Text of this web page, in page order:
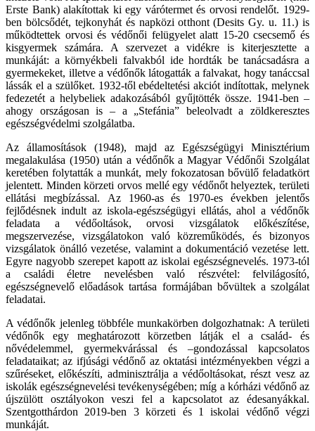
Erste Bank) alakítottak ki egy várótermet és orvosi rendelőt. 1929-
ben bölcsődét, tejkonyhát és napközi otthont (Desits Gy. u. 11.) is
működtettek orvosi és védőnői felügyelet alatt 15-20 csecsemő és
kisgyermek számára. A szervezet a vidékre is kiterjesztette a
munkáját: a környékbeli falvakból ide hordták be tanácsadásra a
gyermekeket, illetve a védőnők látogatták a falvakat, hogy tanáccsal
lássák el a szülőket. 1932-től ebédeltetési akciót indítottak, melynek
fedezetét a helybeliek adakozásából gyűjtötték össze. 1941-ben –
ahogy országosan is – a „Stefánia” beleolvadt a zöldkeresztes
egészségvédelmi szolgálatba.
Az államosítások (1948), majd az Egészségügyi Minisztérium
megalakulása (1950) után a védőnők a Magyar Védőnői Szolgálat
keretében folytatták a munkát, mely fokozatosan bővülő feladatkört
jelentett. Minden körzeti orvos mellé egy védőnőt helyeztek, területi
ellátási megbízással. Az 1960-as és 1970-es években jelentős
fejlődésnek indult az iskola-egészségügyi ellátás, ahol a védőnők
feladata a védőoltások, orvosi vizsgálatok előkészítése,
megszervezése, vizsgálatokon való közreműködés, és bizonyos
vizsgálatok önálló vezetése, valamint a dokumentáció vezetése lett.
Egyre nagyobb szerepet kapott az iskolai egészségnevelés. 1973-tól
a családi életre nevelésben való részvétel: felvilágosító,
egészségnevelő előadások tartása formájában bővültek a szolgálat
feladatai.
A védőnők jelenleg többféle munkakörben dolgozhatnak: A területi
védőnők egy meghatározott körzetben látják el a család- és
nővédelemmel, gyermekvárással és –gondozással kapcsolatos
feladataikat; az ifjúsági védőnő az oktatási intézményekben végzi a
szűréseket, előkészíti, adminisztrálja a védőoltásokat, részt vesz az
iskolák egészségnevelési tevékenységében; míg a kórházi védőnő az
újszülött osztályokon veszi fel a kapcsolatot az édesanyákkal.
Szentgotthárdon 2019-ben 3 körzeti és 1 iskolai védőnő végzi
munkáját.